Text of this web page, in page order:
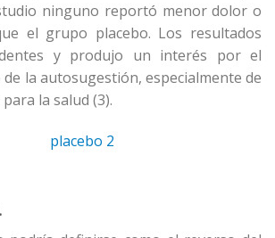
ninguno reportó menor dolor o
el grupo placebo. Los resultados
y produjo un interés por el
la autosugestión, especialmente de
la salud (3).